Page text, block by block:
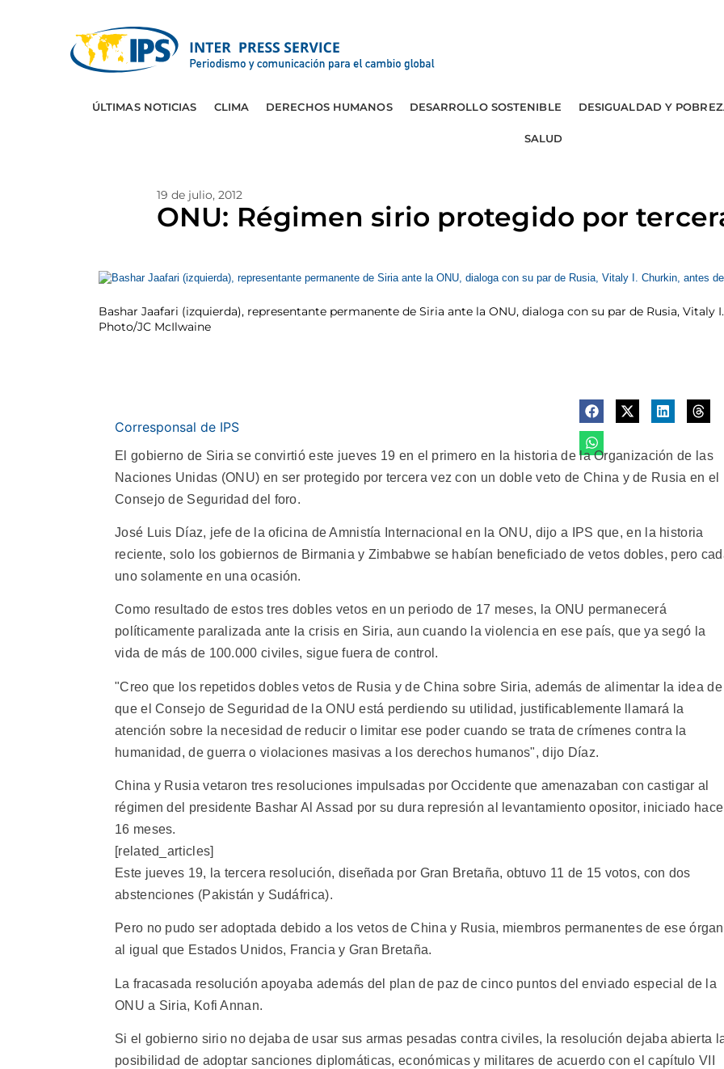
ÚLTIMAS NOTICIAS CLIMA DERECHOS HUMANOS DESARROLLO SOSTENIBLE DESIGUALDAD Y
SALUD
19 de julio, 2012
ONU: Régimen sirio protegido por
Bashar Jaafari (izquierda), representante permanente de Siria ante la ONU, dialoga con su par de Rusia,
Photo/JC McIlwaine
Corresponsal de IPS
El gobierno de Siria se convirtió este jueves 19 en el primero en la historia de la Organización de las
Naciones Unidas (ONU) en ser protegido por tercera vez con un doble veto de China y de Rusia en el
Consejo de Seguridad del foro.
José Luis Díaz, jefe de la oficina de Amnistía Internacional en la ONU, dijo a IPS que, en la historia
reciente, solo los gobiernos de Birmania y Zimbabwe se habían beneficiado de vetos dobles, pero
uno solamente en una ocasión.
Como resultado de estos tres dobles vetos en un periodo de 17 meses, la ONU permanecerá
políticamente paralizada ante la crisis en Siria, aun cuando la violencia en ese país, que ya segó la
vida de más de 100.000 civiles, sigue fuera de control.
"Creo que los repetidos dobles vetos de Rusia y de China sobre Siria, además de alimentar la idea de
que el Consejo de Seguridad de la ONU está perdiendo su utilidad, justificablemente llamará la
atención sobre la necesidad de reducir o limitar ese poder cuando se trata de crímenes contra la
humanidad, de guerra o violaciones masivas a los derechos humanos", dijo Díaz.
China y Rusia vetaron tres resoluciones impulsadas por Occidente que amenazaban con castigar al
régimen del presidente Bashar Al Assad por su dura represión al levantamiento opositor, iniciado hace
16 meses.
[related_articles]
Este jueves 19, la tercera resolución, diseñada por Gran Bretaña, obtuvo 11 de 15 votos, con dos
abstenciones (Pakistán y Sudáfrica).
Pero no pudo ser adoptada debido a los vetos de China y Rusia, miembros permanentes de ese
al igual que Estados Unidos, Francia y Gran Bretaña.
La fracasada resolución apoyaba además del plan de paz de cinco puntos del enviado especial de la
ONU a Siria, Kofi Annan.
Si el gobierno sirio no dejaba de usar sus armas pesadas contra civiles, la resolución dejaba abierta
posibilidad de adoptar sanciones diplomáticas, económicas y militares de acuerdo con el capítulo VII